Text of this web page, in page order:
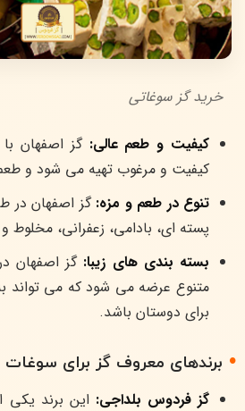
خرید گز سوغاتی
کیفیت و طعم عالی: گز اصفهان با
کیفیت و مرغوب تهیه می شود و
تنوع در طعم و مزه: گز اصفهان در
پسته ای، بادامی، زعفرانی،
بسته بندی های زیبا: گز اصفهان
متنوع عرضه می شود که می تواند
برای دوستان باشد.
برندهای معروف گز برای سوغات
گز فردوس بلداجی: این برند